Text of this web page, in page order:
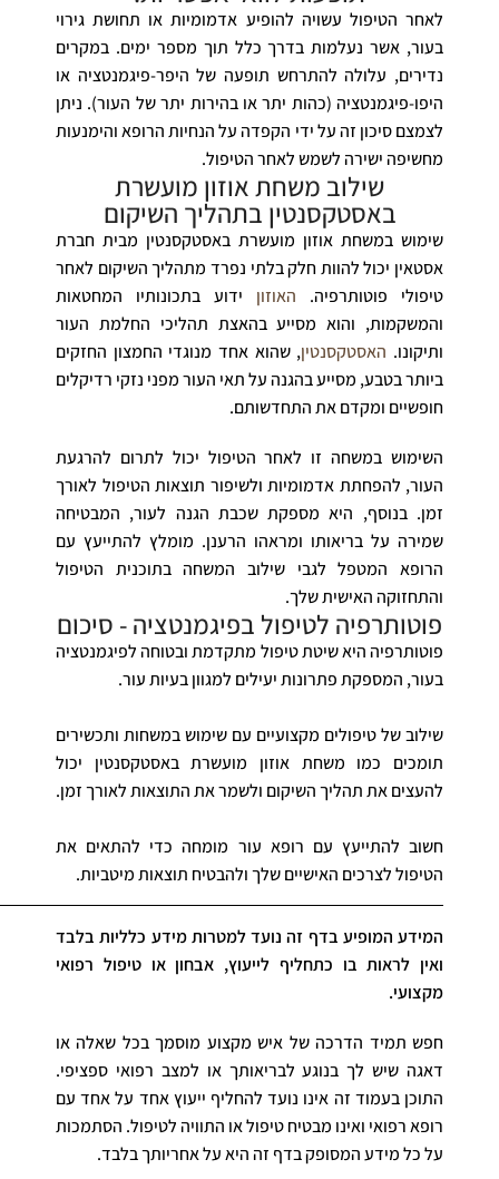
לאחר הטיפול עשויה להופיע אדמומיות או תחושת גירוי
בעור, אשר נעלמות בדרך כלל תוך מספר ימים. במקרים
נדירים, עלולה להתרחש תופעה של היפר-פיגמנטציה או
היפו-פיגמנטציה (כהות יתר או בהירות יתר של העור). ניתן
לצמצם סיכון זה על ידי הקפדה על הנחיות הרופא והימנעות
מחשיפה ישירה לשמש לאחר הטיפול.
שילוב משחת אוזון מועשרת
באסטקסנטין בתהליך השיקום
שימוש במשחת אוזון מועשרת באסטקסנטין מבית חברת
אסטאין יכול להוות חלק בלתי נפרד מתהליך השיקום לאחר
טיפולי פוטותרפיה. האוזון ידוע בתכונותיו המחטאות
והמשקמות, והוא מסייע בהאצת תהליכי החלמת העור
ותיקונו. האסטקסנטין, שהוא אחד מנוגדי החמצון החזקים
ביותר בטבע, מסייע בהגנה על תאי העור מפני נזקי רדיקלים
חופשיים ומקדם את התחדשותם.
השימוש במשחה זו לאחר הטיפול יכול לתרום להרגעת
העור, להפחתת אדמומיות ולשיפור תוצאות הטיפול לאורך
זמן. בנוסף, היא מספקת שכבת הגנה לעור, המבטיחה
שמירה על בריאותו ומראהו הרענן. מומלץ להתייעץ עם
הרופא המטפל לגבי שילוב המשחה בתוכנית הטיפול
והתחזוקה האישית שלך.
פוטותרפיה לטיפול בפיגמנטציה - סיכום
פוטותרפיה היא שיטת טיפול מתקדמת ובטוחה לפיגמנטציה
בעור, המספקת פתרונות יעילים למגוון בעיות עור.
שילוב של טיפולים מקצועיים עם שימוש במשחות ותכשירים
תומכים כמו משחת אוזון מועשרת באסטקסנטין יכול
להעצים את תהליך השיקום ולשמר את התוצאות לאורך זמן.
חשוב להתייעץ עם רופא עור מומחה כדי להתאים את
הטיפול לצרכים האישיים שלך ולהבטיח תוצאות מיטביות.
המידע המופיע בדף זה נועד למטרות מידע כלליות בלבד
ואין לראות בו כתחליף לייעוץ, אבחון או טיפול רפואי
מקצועי.
חפש תמיד הדרכה של איש מקצוע מוסמך בכל שאלה או
דאגה שיש לך בנוגע לבריאותך או למצב רפואי ספציפי.
התוכן בעמוד זה אינו נועד להחליף ייעוץ אחד על אחד עם
רופא רפואי ואינו מבטיח טיפול או התוויה לטיפול. הסתמכות
על כל מידע המסופק בדף זה היא על אחריותך בלבד.